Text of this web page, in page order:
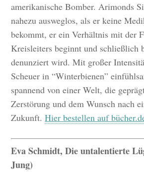
amerikanische Bomber. Arimonds
nahezu ausweglos, als er keine
bekommt, er ein Verhältnis mit der
Kreisleiters beginnt und schließlich
denunziert wird. Mit großer
Scheuer in “Winterbienen”
spannend von einer Welt, die
Zerstörung und dem Wunsch nach
Zukunft.Hier bestellen auf
Eva Schmidt, Die untalentierte
Jung)